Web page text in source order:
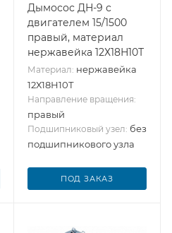
Дымосос ДН-9 с
двигателем 15/1500
правый, материал
нержавейка 12Х18Н10Т
Материал: нержавейка
12Х18Н10Т
Направление вращения:
правый
Подшипниковый узел: без
подшипникового узла
ПОД ЗАКАЗ